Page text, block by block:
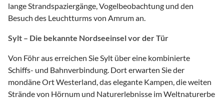
lange Strandspaziergänge, Vogelbeobachtung und den
Besuch des Leuchtturms von Amrum an.
Sylt – Die bekannte Nordseeinsel vor der Tür
Von Föhr aus erreichen Sie Sylt über eine kombinierte
Schiffs- und Bahnverbindung. Dort erwarten Sie der
mondäne Ort Westerland, das elegante Kampen, die weiten
Strände von Hörnum und Naturerlebnisse im Weltnaturerbe